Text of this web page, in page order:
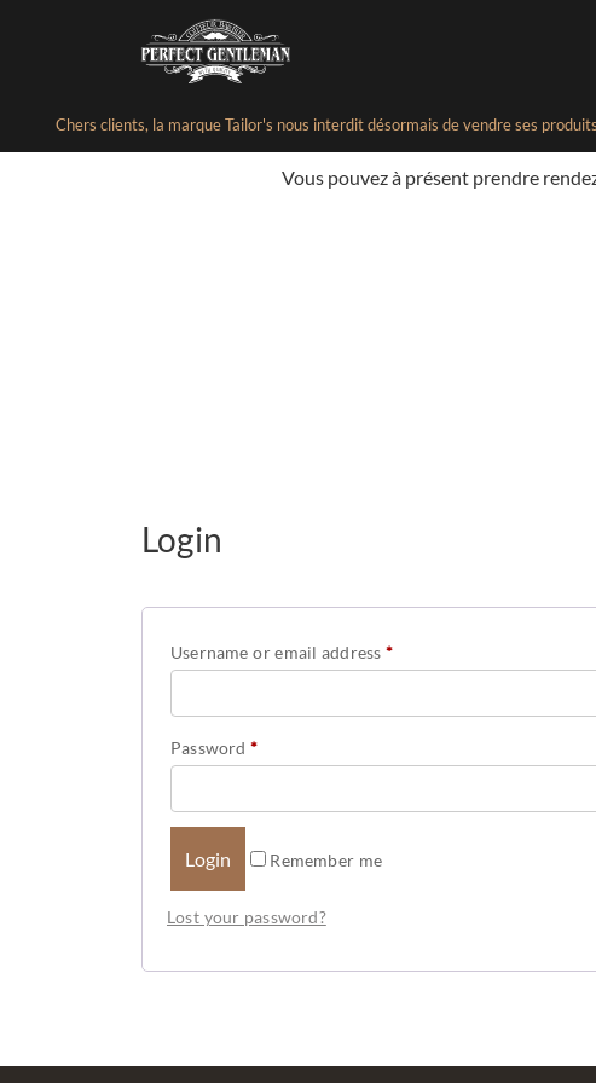
Chers clients, la marque Tailor's nous interdit désormais de vendre ses
Vous pouvez à présent prendre
Login
Username or email address*
Password*
Remember me
Lost your password?